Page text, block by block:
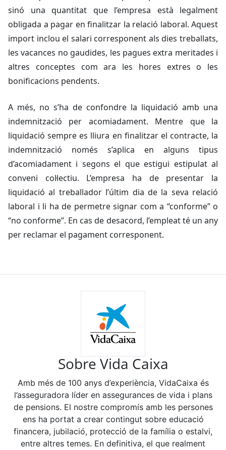
sinó una quantitat que l’empresa està legalment
obligada a pagar en finalitzar la relació laboral. Aquest
import inclou el salari corresponent als dies treballats,
les vacances no gaudides, les pagues extra meritades i
altres conceptes com ara les hores extres o les
bonificacions pendents.
A més, no s’ha de confondre la liquidació amb una
indemnització per acomiadament. Mentre que la
liquidació sempre es lliura en finalitzar el contracte, la
indemnització només s’aplica en alguns tipus
d’acomiadament i segons el que estigui estipulat al
conveni col·lectiu. L’empresa ha de presentar la
liquidació al treballador l’últim dia de la seva relació
laboral i li ha de permetre signar com a “conforme” o
“no conforme”. En cas de desacord, l’empleat té un any
per reclamar el pagament corresponent.
Sobre Vida Caixa
Amb més de 100 anys d’experiència, VidaCaixa és
l’asseguradora líder en assegurances de vida i plans
de pensions. El nostre compromís amb les persones
ens ha portat a crear contingut sobre educació
financera, jubilació, protecció de la família o estalvi,
entre altres temes. En definitiva, el que realment